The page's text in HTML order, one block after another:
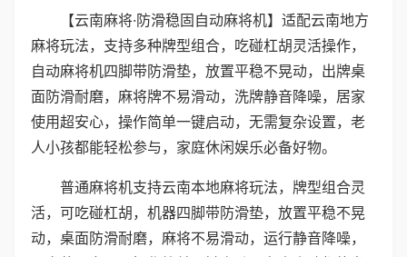
【云南麻将·防滑稳固自动麻将机】适配云南地方
麻将玩法，支持多种牌型组合，吃碰杠胡灵活操作，
自动麻将机四脚带防滑垫，放置平稳不晃动，出牌桌
面防滑耐磨，麻将牌不易滑动，洗牌静音降噪，居家
使用超安心，操作简单一键启动，无需复杂设置，老
人小孩都能轻松参与，家庭休闲娱乐必备好物。
普通麻将机支持云南本地麻将玩法，牌型组合灵
活，可吃碰杠胡，机器四脚带防滑垫，放置平稳不晃
动，桌面防滑耐磨，麻将不易滑动，运行静音降噪，